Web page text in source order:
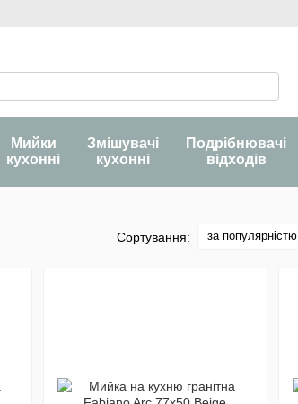
Мийки
кухонні
Змішувачі
кухонні
Подрібнювачі
відходів
Сортування: за популярністю